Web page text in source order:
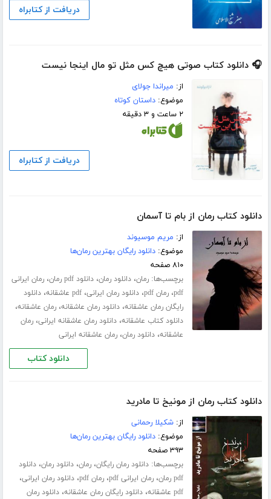
دریافت از کتابراه
🎧 دانلود کتاب صوتی هیچ کس مثل تو مال اینجا نیست
از: میراندا جولای
موضوع:داستان کوتاه
۲ ساعت و ۳ دقیقه
دریافت از کتابراه
دانلود کتاب رمان از بام تا آسمان
از: مریم موسیوند
موضوع:دانلود رایگان بهترین رمان‌ها
۸۱۰ صفحه
برچسب‌ها:رمان،دانلود رمان،دانلود pdf رمان ،رمان ایرانی
pdf،رمان pdf ،دانلود رمان ایرانی،pdf عاشقانه ،دانلود
رایگان رمان عاشقانه،دانلود رمان عاشقانه،رمان عاشقانه،
دانلود کتاب عاشقانه،دانلود رمان عاشقانه ایرانی،رمان
عاشقانه،دانلود رمان،رمان عاشقانه ایرانی
دانلود کتاب
دانلود کتاب رمان از مونیخ تا مادرید
از:شکیلا رحمانی
موضوع:دانلود رایگان بهترین رمان‌ها
۳۹۳ صفحه
برچسب‌ها:دانلود رمان رایگان،رمان،دانلود رمان،دانلود
pdf رمان
،رمان ایرانی pdf ،رمان pdf ،دانلود رمان ایرانی،
pdf عاشقانه ،دانلود رایگان رمان عاشقانه،دانلود رمان